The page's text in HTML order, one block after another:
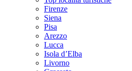
Firenze
Siena
Pisa
Arezzo
Lucca
Isola d’Elba
Livorno